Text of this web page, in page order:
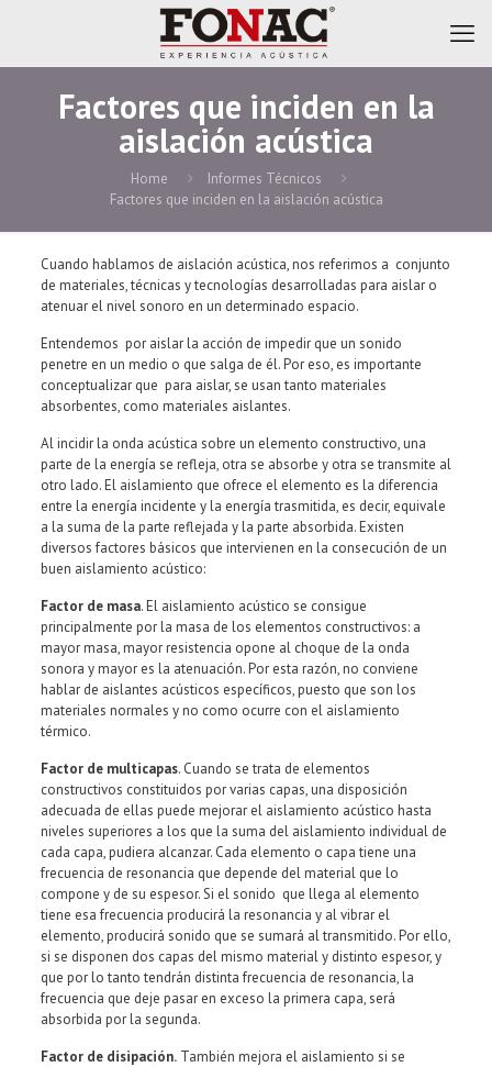
Factores que inciden en la
aislación acústica
Home
Informes Técnicos
Factores que inciden en la aislación acústica
Cuando hablamos de aislación acústica, nos referimos a conjunto
de materiales, técnicas y tecnologías desarrolladas para aislar o
atenuar el nivel sonoro en un determinado espacio.
Entendemos por aislar la acción de impedir que un sonido
penetre en un medio o que salga de él. Por eso, es importante
conceptualizar que para aislar, se usan tanto materiales
absorbentes, como materiales aislantes.
Al incidir la onda acústica sobre un elemento constructivo, una
parte de la energía se refleja, otra se absorbe y otra se transmite al
otro lado. El aislamiento que ofrece el elemento es la diferencia
entre la energía incidente y la energía trasmitida, es decir, equivale
a la suma de la parte reflejada y la parte absorbida. Existen
diversos factores básicos que intervienen en la consecución de un
buen aislamiento acústico:
Factor de masa. El aislamiento acústico se consigue
principalmente por la masa de los elementos constructivos: a
mayor masa, mayor resistencia opone al choque de la onda
sonora y mayor es la atenuación. Por esta razón, no conviene
hablar de aislantes acústicos específicos, puesto que son los
materiales normales y no como ocurre con el aislamiento
térmico.
Factor de multicapas. Cuando se trata de elementos
constructivos constituidos por varias capas, una disposición
adecuada de ellas puede mejorar el aislamiento acústico hasta
niveles superiores a los que la suma del aislamiento individual de
cada capa, pudiera alcanzar. Cada elemento o capa tiene una
frecuencia de resonancia que depende del material que lo
compone y de su espesor. Si el sonido que llega al elemento
tiene esa frecuencia producirá la resonancia y al vibrar el
elemento, producirá sonido que se sumará al transmitido. Por ello,
si se disponen dos capas del mismo material y distinto espesor, y
que por lo tanto tendrán distinta frecuencia de resonancia, la
frecuencia que deje pasar en exceso la primera capa, será
absorbida por la segunda.
Factor de disipación.También mejora el aislamiento si se